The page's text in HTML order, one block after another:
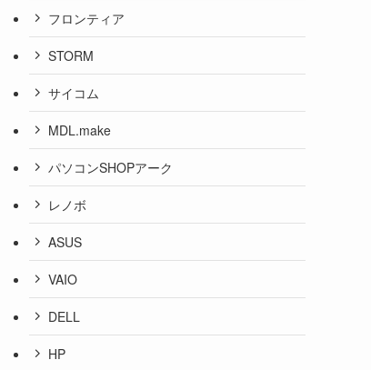
フロンティア
STORM
サイコム
MDL.make
パソコンSHOPアーク
レノボ
ASUS
VAIO
DELL
HP